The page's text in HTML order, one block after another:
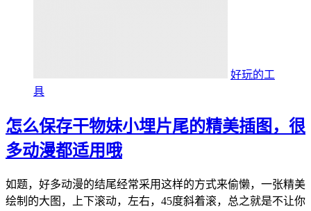
好玩的工
具
怎么保存干物妹小埋片尾的精美插图，很
多动漫都适用哦
如题，好多动漫的结尾经常采用这样的方式来偷懒，一张精美
绘制的大图，上下滚动，左右，45度斜着滚，总之就是不让你